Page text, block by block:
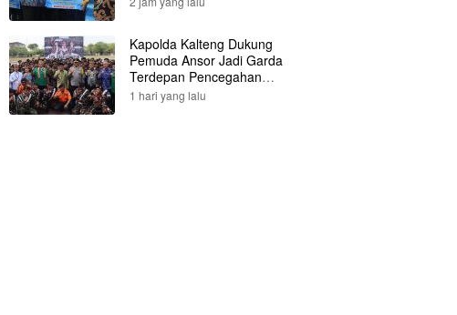
Kapolda Kalteng Dukung
Pemuda Ansor Jadi Garda
Terdepan Pencegahan
Karhutla
1 hari yang lalu